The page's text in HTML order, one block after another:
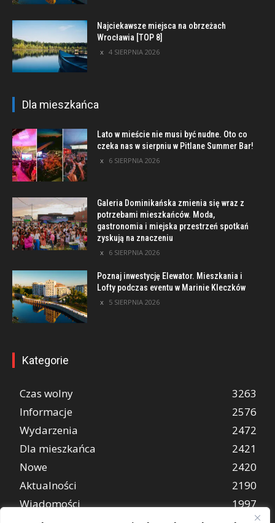
Najciekawsze miejsca na obrzeżach
Wrocławia [TOP 8]
4 SIERPNIA 2026
Dla mieszkańca
Lato w mieście nie musi być nudne. Oto co
czeka nas w sierpniu w Pitlane Summer Bar!
6 SIERPNIA 2026
Galeria Dominikańska zmienia się wraz z
potrzebami mieszkańców. Moda,
gastronomia i miejska przestrzeń spotkań
zyskują na znaczeniu
6 SIERPNIA 2026
Poznaj inwestycję Elewator. Mieszkania i
Lofty podczas eventu w Marinie Kleczków
5 SIERPNIA 2026
Kategorie
Czas wolny
3263
Informacje
2576
Wydarzenia
2472
Dla mieszkańca
2421
Nowe
2420
Aktualności
2190
Wiadomości
1997